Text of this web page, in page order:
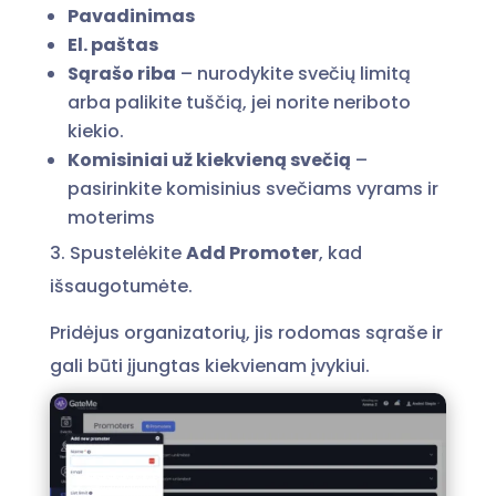
Pavadinimas
El. paštas
Sąrašo riba – nurodykite svečių limitą
arba palikite tuščią, jei norite neriboto
kiekio.
Komisiniai už kiekvieną svečią –
pasirinkite komisinius svečiams vyrams ir
moterims
3. SpustelėkiteAdd Promoter, kad
išsaugotumėte.
Pridėjus organizatorių, jis rodomas sąraše ir
gali būti įjungtas kiekvienam įvykiui.